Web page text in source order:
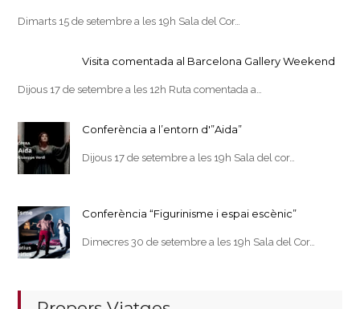
Dimarts 15 de setembre a les 19h Sala del Cor…
Visita comentada al Barcelona Gallery Weekend
Dijous 17 de setembre a les 12h Ruta comentada a…
Conferència a l’entorn d'”Aida”
Dijous 17 de setembre a les 19h Sala del cor…
Conferència “Figurinisme i espai escènic”
Dimecres 30 de setembre a les 19h Sala del Cor…